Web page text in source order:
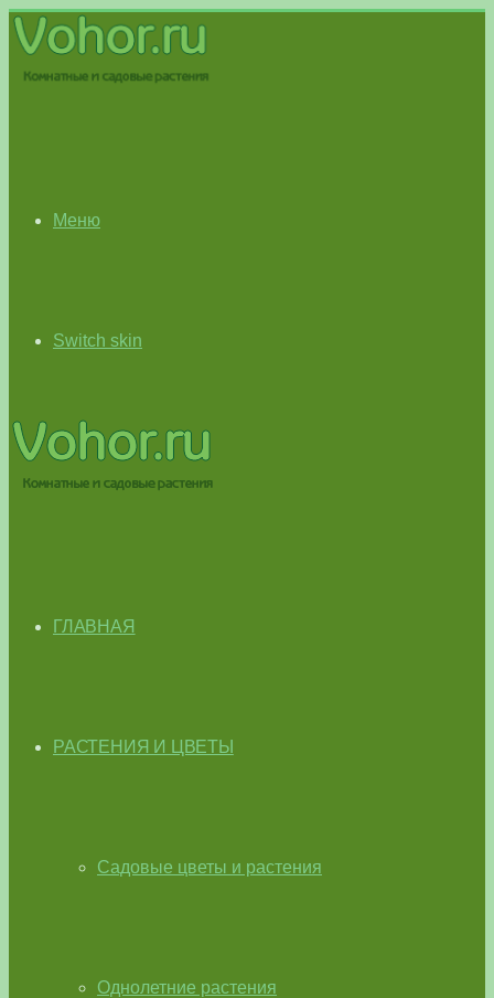
Меню
Switch skin
ГЛАВНАЯ
РАСТЕНИЯ И ЦВЕТЫ
Садовые цветы и растения
Однолетние растения